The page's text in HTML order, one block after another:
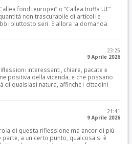
fondi europei” o “Callea truffa UE”
non trascurabile di articoli e
piuttosto seri. E allora la domanda
23:25
9 Aprile 2026
interessanti, chiare, pacate e
positiva della vicenda, e che possano
di qualsiasi natura, affinché i cittadini
21:41
9 Aprile 2026
di questa riflessione ma ancor di più
parte, a un certo punto, qualcosa si è